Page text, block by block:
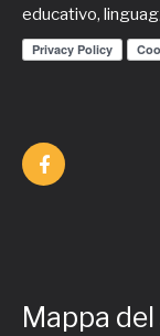
educativo,
Mappa